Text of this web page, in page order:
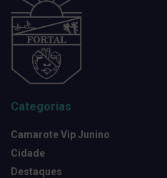
Categorias
Camarote Vip Junino
Cidade
Destaques